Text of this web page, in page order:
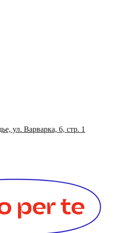
ул. Варварка, 6, стр. 1